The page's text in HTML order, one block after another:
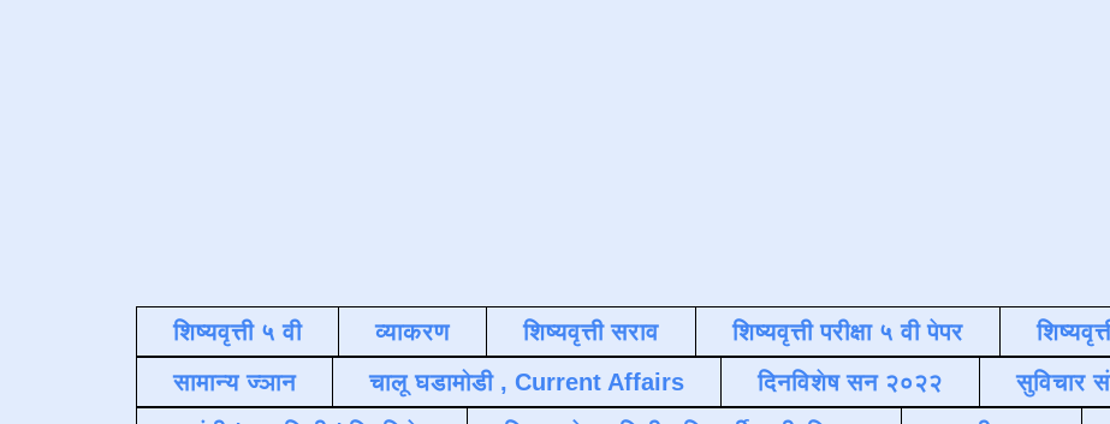
शिष्यवृत्ती ५ वी व्याकरण शिष्यवृत्ती सराव शिष्यवृत्ती परीक्षा ५ वी पेपर
सामान्य ज्ञान
चालू घडामोडी , Current Affairs दिनविशेष सन २०२२
सुविचार